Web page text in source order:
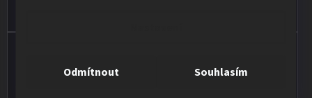
Odmítnout Souhlasím